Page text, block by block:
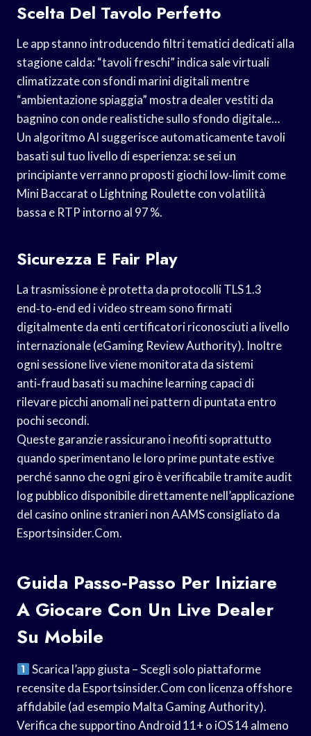
Scelta Del Tavolo Perfetto
Le app stanno introducendo filtri tematici dedicati alla
stagione calda: “tavoli freschi” indica sale virtuali
climatizzate con sfondi marini digitali mentre
“ambientazione spiaggia” mostra dealer vestiti da
bagnino con onde realistiche sullo sfondo digitale…
Un algoritmo AI suggerisce automaticamente tavoli
basati sul tuo livello di esperienza: se sei un
principiante verranno proposti giochi low‑limit come
Mini Baccarat o Lightning Roulette con volatilità
bassa e RTP intorno al 97 %.
Sicurezza E Fair Play
La trasmissione è protetta da protocolli TLS 1.​3
end‑to‑end ed i video stream sono firmati
digitalmente da enti certificatori riconosciuti a livello
internazionale (eGaming Review Authority). Inoltre
ogni sessione live viene monitorata da sistemi
anti‑fraud basati su machine learning capaci di
rilevare picchi anomali nei pattern di puntata entro
pochi secondi.
Queste garanzie rassicurano i neofiti soprattutto
quando sperimentano le loro prime puntate estive
perché sanno che ogni giro è verificabile tramite audit
log pubblico disponibile direttamente nell’applicazione
del casino online stranieri non AAMS consigliato da
Esportsinsider.Com.
Guida Passo‑Passo Per Iniziare
A Giocare Con Un Live Dealer
Su Mobile
Scarica l’app giusta – Scegli solo piattaforme
recensite da Esportsinsider.Com con licenza offshore
affidabile (ad esempio Malta Gaming Authority).
Verifica che supportino Android 11+ o iOS 14 almeno